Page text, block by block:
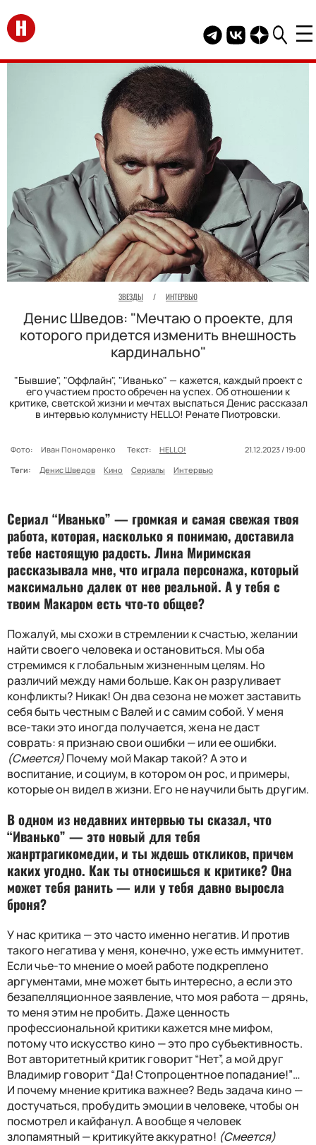
Перейти на главную
Telegram канал
Группа HELLO
Канал
ЗВЕЗДЫ / ИНТЕРВЬЮ
Денис Шведов: "Мечтаю о проекте, для
которого придется изменить внешность
кардинально"
"Бывшие", "Оффлайн", "Иванько" — кажется, каждый проект с
его участием просто обречен на успех. Об отношении к
критике, светской жизни и мечтах выспаться Денис рассказал
в интервью колумнисту HELLO! Ренате Пиотровски.
Фото: Иван Пономаренко Текст: HELLO!
21.12.2023 / 19:00
Теги:
Денис Шведов Кино Сериалы Интервью
Сериал “Иванько” — громкая и самая свежая твоя
работа, которая, насколько я понимаю, доставила
тебе настоящую радость. Лина Миримская
рассказывала мне, что играла персонажа, который
максимально далек от нее реальной. А у тебя с
твоим Макаром есть что-то общее?
Пожалуй, мы схожи в стремлении к счастью, желании
найти своего человека и остановиться. Мы оба
стремимся к глобальным жизненным целям. Но
различий между нами больше. Как он разруливает
конфликты? Никак! Он два сезона не может заставить
себя быть честным с Валей и с самим собой. У меня
все-таки это иногда получается, жена не даст
соврать: я признаю свои ошибки — или ее ошибки.
(Смеется)Почему мой Макар такой? А это и
воспитание, и социум, в котором он рос, и примеры,
которые он видел в жизни. Его не научили быть другим.
В одном из недавних интервью ты сказал, что
“Иванько” — это новый для тебя
жанртрагикомедии, и ты ждешь откликов, причем
каких угодно. Как ты относишься к критике? Она
может тебя ранить — или у тебя давно выросла
броня?
У нас критика — это часто именно негатив. И против
такого негатива у меня, конечно, уже есть иммунитет.
Если чье-то мнение о моей работе подкреплено
аргументами, мне может быть интересно, а если это
безапелляционное заявление, что моя работа — дрянь,
то меня этим не пробить. Даже ценность
профессиональной критики кажется мне мифом,
потому что искусство кино — это про субъективность.
Вот авторитетный критик говорит “Нет”, а мой друг
Владимир говорит “Да! Стопроцентное попадание!”…
И почему мнение критика важнее? Ведь задача кино —
достучаться, пробудить эмоции в человеке, чтобы он
посмотрел и кайфанул. А вообще я человек
злопамятный — критикуйте аккуратно! (Смеется)